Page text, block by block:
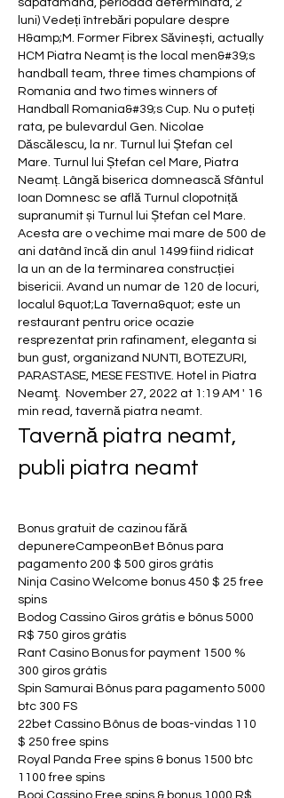
luni) Vedeți întrebări populare despre
H&amp;M. Former Fibrex Săvinești, actually
HCM Piatra Neamț is the local men&#39;s
handball team, three times champions of
Romania and two times winners of
Handball Romania&#39;s Cup. Nu o puteți
rata, pe bulevardul Gen. Nicolae
Dăscălescu, la nr. Turnul lui Ștefan cel
Mare. Turnul lui Ștefan cel Mare, Piatra
Neamț. Lângă biserica domnească Sfântul
Ioan Domnesc se află Turnul clopotniță
supranumit și Turnul lui Ștefan cel Mare.
Acesta are o vechime mai mare de 500 de
ani datând încă din anul 1499 fiind ridicat
la un an de la terminarea construcției
bisericii. Avand un numar de 120 de locuri,
localul &quot;La Taverna&quot; este un
restaurant pentru orice ocazie
resprezentat prin rafinament, eleganta si
bun gust, organizand NUNTI, BOTEZURI,
PARASTASE, MESE FESTIVE. Hotel in Piatra
Neamţ.  November 27, 2022 at 1:19 AM ' 16
min read, tavernă piatra neamt.
Tavernă piatra neamt,
publi piatra neamt
Bonus gratuit de cazinou fără
depunereCampeonBet Bônus para
pagamento 200 $ 500 giros grátis
Ninja Casino Welcome bonus 450 $ 25 free
spins
Bodog Cassino Giros grátis e bônus 5000
R$ 750 giros grátis
Rant Casino Bonus for payment 1500 %
300 giros grátis
Spin Samurai Bônus para pagamento 5000
btc 300 FS
22bet Cassino Bônus de boas-vindas 110
$ 250 free spins
Royal Panda Free spins & bonus 1500 btc
1100 free spins
Booi Cassino Free spins & bonus 1000 R$